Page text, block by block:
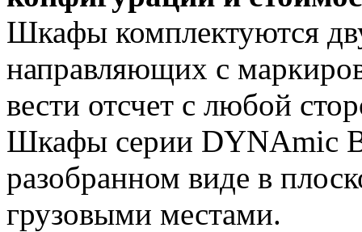
Шкафы комплектуются
направляющих с
вести отсчет с любой
Шкафы серии DYNAmic
разобранном виде в
грузовыми местами.